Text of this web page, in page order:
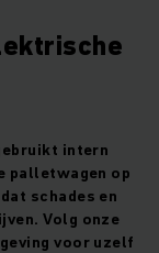
intern
palletwagen op
schades en
Volg onze
voor uzelf